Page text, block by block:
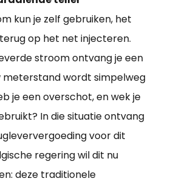
kun je zelf gebruiken, het
op het net injecteren.
stroom ontvang je een
meterstand wordt simpelweg
je een overschot, en wek je
In die situatie ontvang
voor dit
regering wil dit nu
deze traditionele